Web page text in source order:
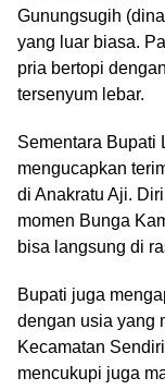
Gunungsugih
yang luar biasa.
pria bertopi
tersenyum lebar.
Sementara Bupati
mengucapkan
di Anakratu Aji.
momen Bunga
bisa langsung di
Bupati juga
dengan usia yang
Kecamatan
mencukupi juga